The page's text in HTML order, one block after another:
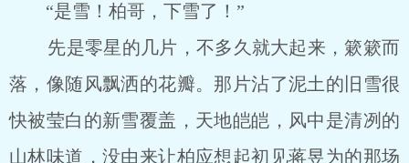
“是雪！柏哥，下雪了！”
先是零星的几片，不多久就大起来，簌簌而
落，像随风飘洒的花瓣。那片沾了泥土的旧雪很
快被莹白的新雪覆盖，天地皑皑，风中是清冽的
山林味道，没由来让柏应想起初见蒋昱为的那场